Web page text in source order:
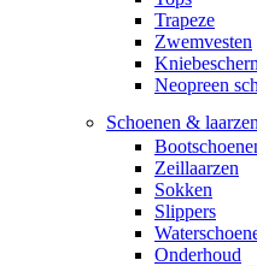
Trapeze
Zwemvesten
Neopreen
Schoenen & laarzen
Zeillaarzen
Sokken
Slippers
Onderhoud